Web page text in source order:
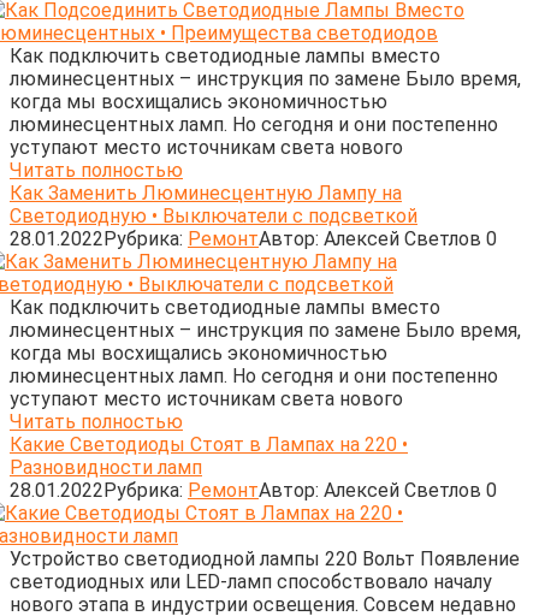
Как подключить светодиодные лампы вместо
люминесцентных – инструкция по замене Было время,
когда мы восхищались экономичностью
люминесцентных ламп. Но сегодня и они постепенно
уступают место источникам света нового
Читать полностью
Как Заменить Люминесцентную Лампу на
Светодиодную • Выключатели с подсветкой
28.01.2022Рубрика: РемонтАвтор: Алексей Светлов 0
Как подключить светодиодные лампы вместо
люминесцентных – инструкция по замене Было время,
когда мы восхищались экономичностью
люминесцентных ламп. Но сегодня и они постепенно
уступают место источникам света нового
Читать полностью
Какие Светодиоды Стоят в Лампах на 220 •
Разновидности ламп
28.01.2022Рубрика: РемонтАвтор: Алексей Светлов 0
Устройство светодиодной лампы 220 Вольт Появление
светодиодных или LED-ламп способствовало началу
нового этапа в индустрии освещения. Совсем недавно